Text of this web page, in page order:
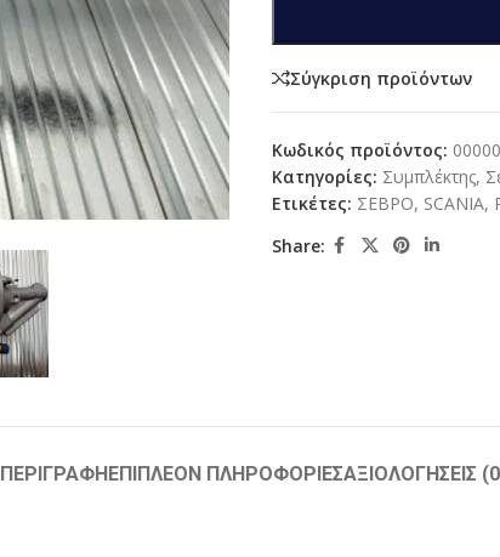
Σύγκριση προϊόντων
Κωδικός προϊόντος:
Κατηγορίες: Συμπλέκτης,
Ετικέτες: ΣΕΒΡΟ, SCANIA,
Share:
ΠΕΡΙΓΡΑΦΉΕΠΙΠΛΈΟΝ ΠΛΗΡΟΦΟΡΊΕΣΑΞΙΟΛΟΓΉΣΕΙΣ